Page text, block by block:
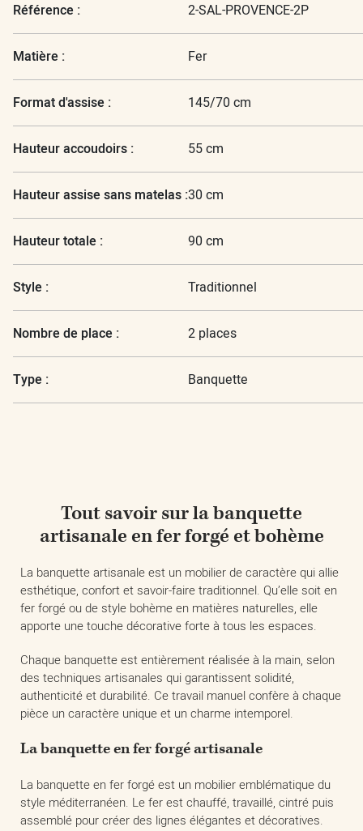
Référence : 2-SAL-PROVENCE-2P
Matière : Fer
Format d'assise : 145/70 cm
Hauteur accoudoirs : 55 cm
Hauteur assise sans matelas :30 cm
Hauteur totale : 90 cm
Style : Traditionnel
Nombre de place : 2 places
Type : Banquette
Tout savoir sur la banquette
artisanale en fer forgé et bohème
La banquette artisanale est un mobilier de caractère qui allie
esthétique, confort et savoir-faire traditionnel. Qu’elle soit en
fer forgé ou de style bohème en matières naturelles, elle
apporte une touche décorative forte à tous les espaces.
Chaque banquette est entièrement réalisée à la main, selon
des techniques artisanales qui garantissent solidité,
authenticité et durabilité. Ce travail manuel confère à chaque
pièce un caractère unique et un charme intemporel.
La banquette en fer forgé artisanale
La banquette en fer forgé est un mobilier emblématique du
style méditerranéen. Le fer est chauffé, travaillé, cintré puis
assemblé pour créer des lignes élégantes et décoratives.